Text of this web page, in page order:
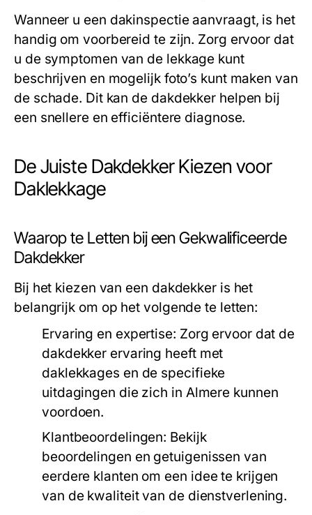
Wanneer u een dakinspectie aanvraagt, is het
handig om voorbereid te zijn. Zorg ervoor dat
u de symptomen van de lekkage kunt
beschrijven en mogelijk foto’s kunt maken van
de schade. Dit kan de dakdekker helpen bij
een snellere en efficiëntere diagnose.
De Juiste Dakdekker Kiezen voor
Daklekkage
Waarop te Letten bij een Gekwalificeerde
Dakdekker
Bij het kiezen van een dakdekker is het
belangrijk om op het volgende te letten:
Ervaring en expertise: Zorg ervoor dat de
dakdekker ervaring heeft met
daklekkages en de specifieke
uitdagingen die zich in Almere kunnen
voordoen.
Klantbeoordelingen: Bekijk
beoordelingen en getuigenissen van
eerdere klanten om een idee te krijgen
van de kwaliteit van de dienstverlening.